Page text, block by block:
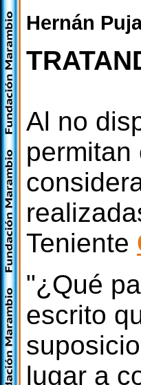
Hernán
Al no
permitan
Teniente
"¿Qué
escrito
lugar a